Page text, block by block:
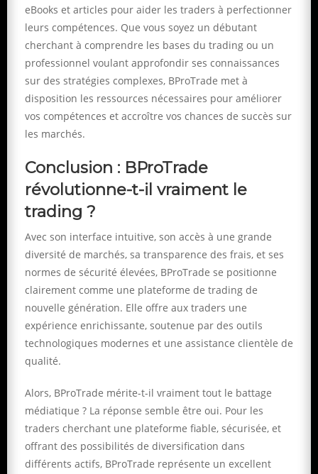
eBooks et articles pour aider les traders à perfectionner
leurs compétences. Que vous soyez un débutant
cherchant à comprendre les bases du trading ou un
professionnel voulant approfondir ses connaissances
sur des stratégies complexes, BProTrade met à
disposition les ressources nécessaires pour améliorer
vos compétences et accroître vos chances de succès sur
les marchés.
Conclusion : BProTrade
révolutionne-t-il vraiment le
trading ?
Avec son interface intuitive, son accès à une grande
diversité de marchés, sa transparence des frais, et ses
normes de sécurité élevées, BProTrade se positionne
clairement comme une plateforme de trading de
nouvelle génération. Elle offre aux traders une
expérience enrichissante, soutenue par des outils
technologiques modernes et une assistance clientèle de
qualité.
Alors, BProTrade mérite-t-il vraiment tout le battage
médiatique ? La réponse semble être oui. Pour les
traders cherchant une plateforme fiable, sécurisée, et
offrant des possibilités de diversification dans
différents actifs, BProTrade représente un excellent